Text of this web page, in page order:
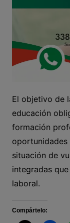
El objetivo de
educación
formación
oportunidades
situación de
integradas
laboral.
Compártelo: